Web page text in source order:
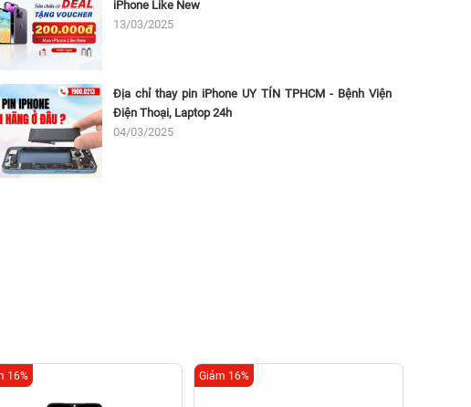
iPhone Like New
13/03/2025
Địa chỉ thay pin iPhone UY TÍN TPHCM - Bệnh Viện
Điện Thoại, Laptop 24h
04/03/2025
16% Giảm 16%